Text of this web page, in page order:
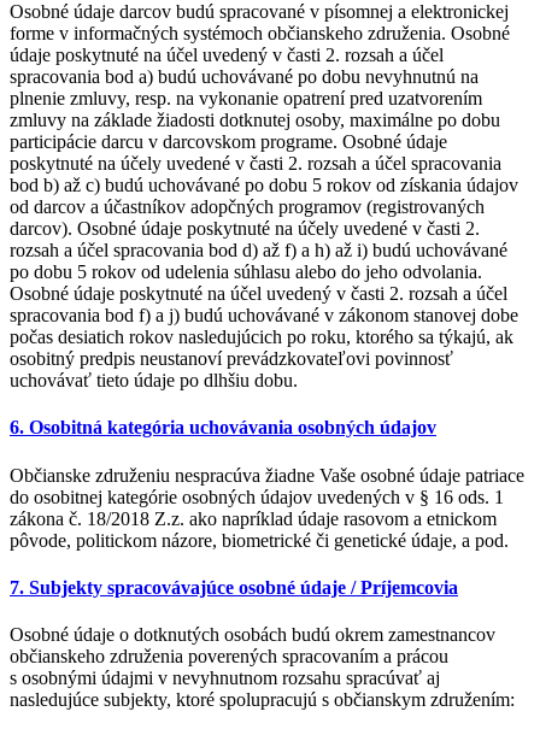
Osobné údaje darcov budú spracované v písomnej a elektronickej
forme v informačných systémoch občianskeho združenia. Osobné
údaje poskytnuté na účel uvedený v časti 2. rozsah a účel
spracovania bod a) budú uchovávané po dobu nevyhnutnú na
plnenie zmluvy, resp. na vykonanie opatrení pred uzatvorením
zmluvy na základe žiadosti dotknutej osoby, maximálne po dobu
participácie darcu v darcovskom programe. Osobné údaje
poskytnuté na účely uvedené v časti 2. rozsah a účel spracovania
bod b) až c) budú uchovávané po dobu 5 rokov od získania údajov
od darcov a účastníkov adopčných programov (registrovaných
darcov). Osobné údaje poskytnuté na účely uvedené v časti 2.
rozsah a účel spracovania bod d) až f) a h) až i) budú uchovávané
po dobu 5 rokov od udelenia súhlasu alebo do jeho odvolania.
Osobné údaje poskytnuté na účel uvedený v časti 2. rozsah a účel
spracovania bod f) a j) budú uchovávané v zákonom stanovej dobe
počas desiatich rokov nasledujúcich po roku, ktorého sa týkajú, ak
osobitný predpis neustanoví prevádzkovateľovi povinnosť
uchovávať tieto údaje po dlhšiu dobu.
6. Osobitná kategória uchovávania osobných údajov
Občianske združeniu nespracúva žiadne Vaše osobné údaje patriace
do osobitnej kategórie osobných údajov uvedených v § 16 ods. 1
zákona č. 18/2018 Z.z. ako napríklad údaje rasovom a etnickom
pôvode, politickom názore, biometrické či genetické údaje, a pod.
7. Subjekty spracovávajúce osobné údaje / Príjemcovia
Osobné údaje o dotknutých osobách budú okrem zamestnancov
občianskeho združenia poverených spracovaním a prácou
s osobnými údajmi v nevyhnutnom rozsahu spracúvať aj
nasledujúce subjekty, ktoré spolupracujú s občianskym združením: